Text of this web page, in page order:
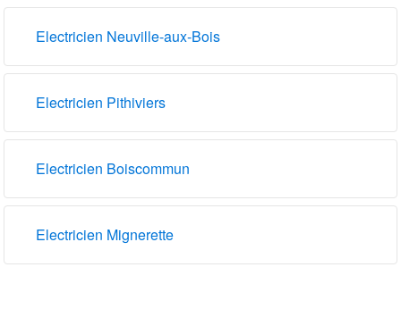
Electricien Neuville-aux-Bois
Electricien Pithiviers
Electricien Boiscommun
Electricien Mignerette